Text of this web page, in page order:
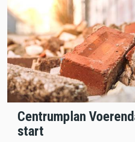
Centrumplan
start